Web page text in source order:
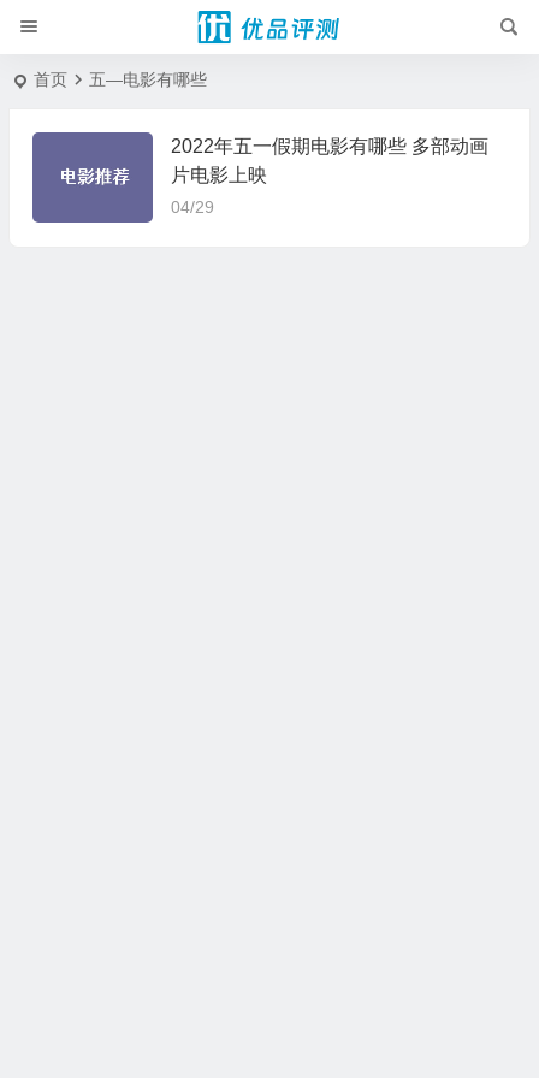
首页 五—电影有哪些
2022年五一假期电影有哪些 多部动画
片电影上映
04/29